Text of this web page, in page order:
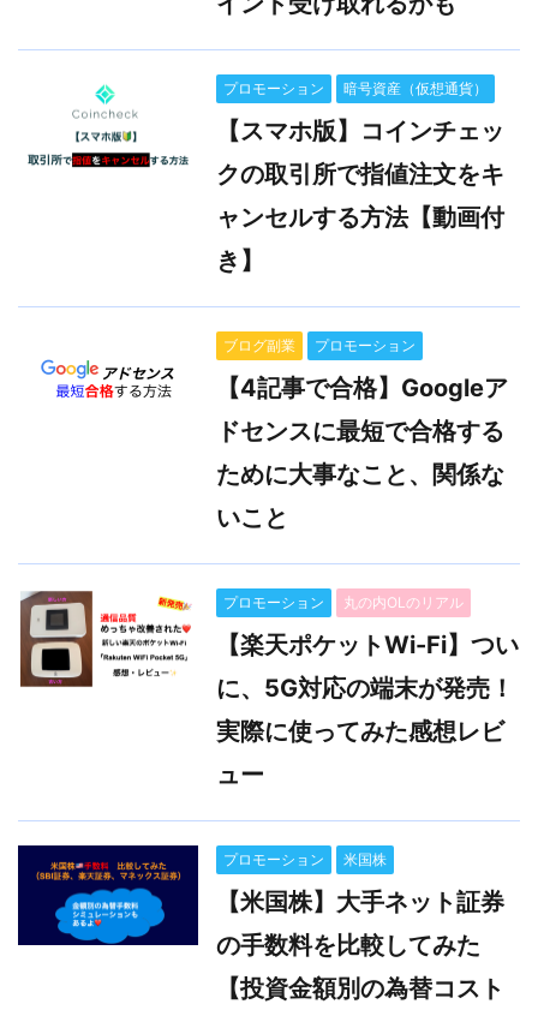
プロモーション 暗号資産（仮想通貨）
【スマホ版】コインチェッ
クの取引所で指値注文をキ
ャンセルする方法【動画付
き】
ブログ副業 プロモーション
【4記事で合格】Googleア
ドセンスに最短で合格する
ために大事なこと、関係な
いこと
プロモーション 丸の内OLのリアル
【楽天ポケットWi-Fi】つい
に、5G対応の端末が発売！
実際に使ってみた感想レビ
ュー
プロモーション 米国株
【米国株】大手ネット証券
の手数料を比較してみた
【投資金額別の為替コスト